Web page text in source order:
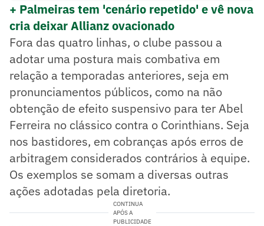
+ Palmeiras tem 'cenário repetido' e vê nova
cria deixar Allianz ovacionado
Fora das quatro linhas, o clube passou a
adotar uma postura mais combativa em
relação a temporadas anteriores, seja em
pronunciamentos públicos, como na não
obtenção de efeito suspensivo para ter Abel
Ferreira no clássico contra o Corinthians. Seja
nos bastidores, em cobranças após erros de
arbitragem considerados contrários à equipe.
Os exemplos se somam a diversas outras
ações adotadas pela diretoria.
CONTINUA
APÓS A
PUBLICIDADE